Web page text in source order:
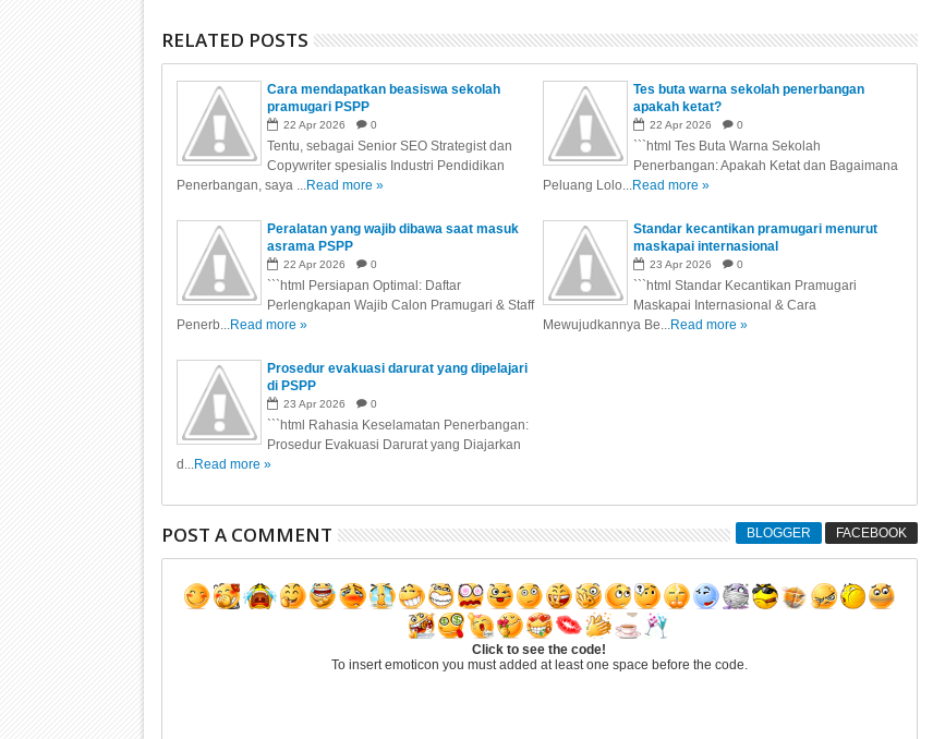
RELATED POSTS
Cara mendapatkan beasiswa sekolah
pramugari PSPP
22 Apr 2026 0
Tentu, sebagai Senior SEO Strategist dan
Copywriter spesialis Industri Pendidikan
Penerbangan, saya ...Read more »
Tes buta warna sekolah penerbangan
apakah ketat?
22 Apr 2026 0
```html Tes Buta Warna Sekolah
Penerbangan: Apakah Ketat dan Bagaimana
Peluang Lolo...Read more »
Peralatan yang wajib dibawa saat masuk
asrama PSPP
22 Apr 2026 0
```html Persiapan Optimal: Daftar
Perlengkapan Wajib Calon Pramugari & Staff
Penerb...Read more »
Standar kecantikan pramugari menurut
maskapai internasional
23 Apr 2026 0
```html Standar Kecantikan Pramugari
Maskapai Internasional & Cara
Mewujudkannya Be...Read more »
Prosedur evakuasi darurat yang dipelajari
di PSPP
23 Apr 2026 0
```html Rahasia Keselamatan Penerbangan:
Prosedur Evakuasi Darurat yang Diajarkan
d...Read more »
POST A COMMENT BLOGGER FACEBOOK
Click to see the code!
To insert emoticon you must added at least one space before the code.